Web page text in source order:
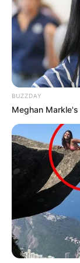
und Museen
Schwarzwald:
Museen in
Schlösser
Wandern
Angebote
BUZZDAY
Meghan